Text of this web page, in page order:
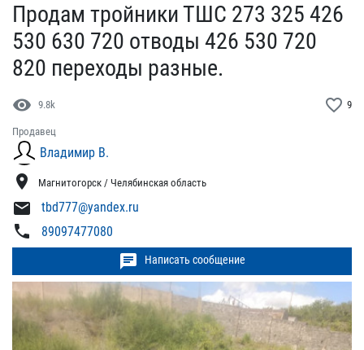
Продам тройники ТШС 273​ 325 426
530 630 720 от​воды 426 530 720
820 пер​еходы разные.
visibility 9.8k favorite_border 9
Продавец
Владимир В.
location_on Магнитогорск / Челябинская область
mail tbd777@yandex.ru
phone 89097477080
chat Написать сообщение